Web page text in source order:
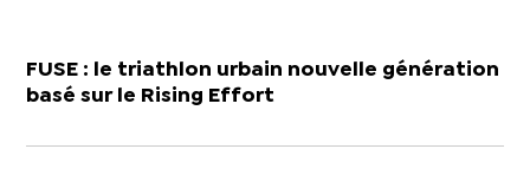
FUSE : le triathlon urbain nouvelle génération
basé sur le Rising Effort